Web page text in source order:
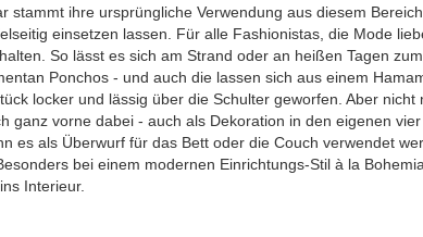
stammt ihre ursprüngliche Verwendung aus diesem
einsetzen lassen. Für alle Fashionistas, die Mode
So lässt es sich am Strand oder an heißen Tagen
Ponchos - und auch die lassen sich aus einem
locker und lässig über die Schulter geworfen. Aber nicht
ganz vorne dabei - auch als Dekoration in den eigenen
es als Überwurf für das Bett oder die Couch verwendet
bei einem modernen Einrichtungs-Stil à la
Interieur.